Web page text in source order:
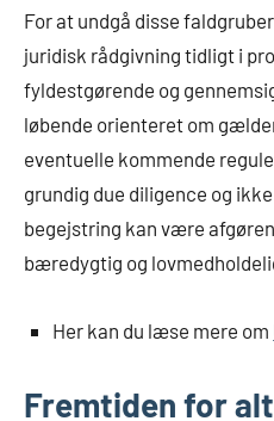
For at undgå disse
juridisk rådgivning tidligt i
fyldestgørende og
løbende orienteret om
eventuelle kommende
grundig due diligence og
begejstring kan være
bæredygtig og
Her kan du læse mere om
Fremtiden for